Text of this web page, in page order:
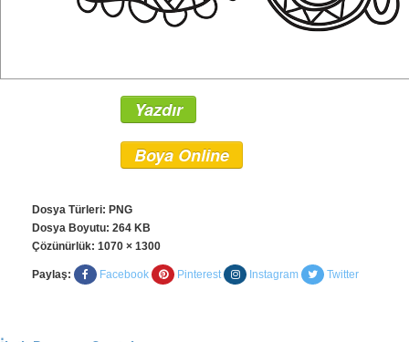
Yazdır
Boya Online
Dosya Türleri: PNG
Dosya Boyutu: 264 KB
Çözünürlük: 1070 × 1300
Paylaş: Facebook Pinterest Instagram Twitter